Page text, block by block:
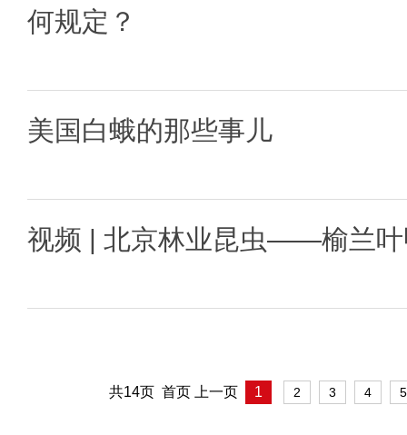
何规定？
美国白蛾的那些事儿
视频 | 北京林业昆虫——榆兰
共14页 首页 上一页 1 2 3 4 5